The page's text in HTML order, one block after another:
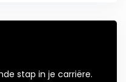
stap in je carriëre.